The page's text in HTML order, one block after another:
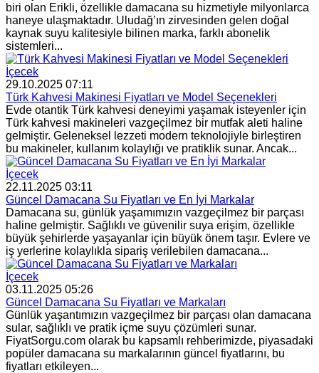
biri olan Erikli, özellikle damacana su hizmetiyle milyonlarca
haneye ulaşmaktadır. Uludağ’ın zirvesinden gelen doğal
kaynak suyu kalitesiyle bilinen marka, farklı abonelik
sistemleri...
İçecek
29.10.2025 07:11
Türk Kahvesi Makinesi Fiyatları ve Model Seçenekleri
Evde otantik Türk kahvesi deneyimi yaşamak isteyenler için
Türk kahvesi makineleri vazgeçilmez bir mutfak aleti haline
gelmiştir. Geleneksel lezzeti modern teknolojiyle birleştiren
bu makineler, kullanım kolaylığı ve pratiklik sunar. Ancak...
İçecek
22.11.2025 03:11
Güncel Damacana Su Fiyatları ve En İyi Markalar
Damacana su, günlük yaşamımızın vazgeçilmez bir parçası
haline gelmiştir. Sağlıklı ve güvenilir suya erişim, özellikle
büyük şehirlerde yaşayanlar için büyük önem taşır. Evlere ve
iş yerlerine kolaylıkla sipariş verilebilen damacana...
İçecek
03.11.2025 05:26
Güncel Damacana Su Fiyatları ve Markaları
Günlük yaşantımızın vazgeçilmez bir parçası olan damacana
sular, sağlıklı ve pratik içme suyu çözümleri sunar.
FiyatSorgu.com olarak bu kapsamlı rehberimizde, piyasadaki
popüler damacana su markalarının güncel fiyatlarını, bu
fiyatları etkileyen...